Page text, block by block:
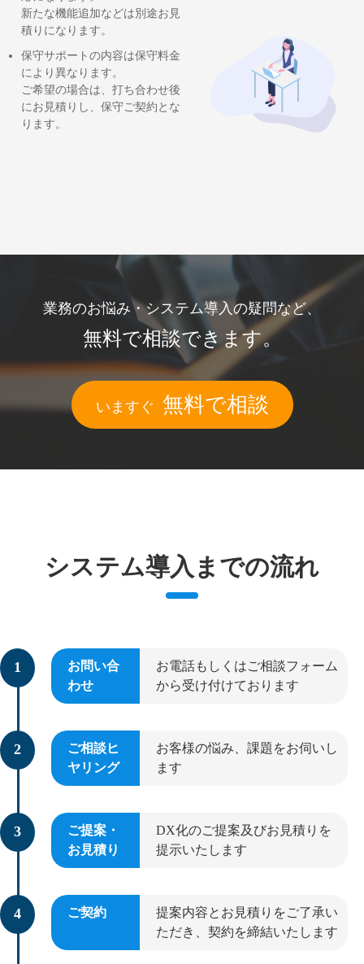
新たな機能追加などは別途お見
積りになります。
保守サポートの内容は保守料金
により異なります。
ご希望の場合は、打ち合わせ後
にお見積りし、保守ご契約とな
ります。
業務のお悩み・システム導入の疑問など、
無料で相談できます。
いますぐ 無料で相談
システム導入までの流れ
お問い合
わせ
お電話もしくはご相談フォーム
から受け付けております
ご相談ヒ
ヤリング
お客様の悩み、課題をお伺いし
ます
ご提案・
お見積り
DX化のご提案及びお見積りを
提示いたします
ご契約
提案内容とお見積りをご了承い
ただき、契約を締結いたします